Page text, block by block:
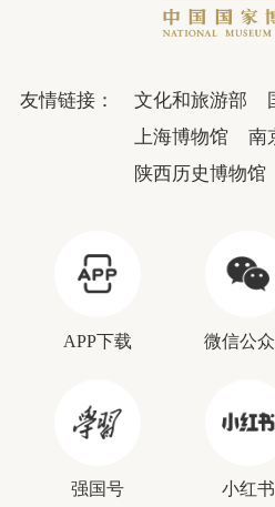
友情链接： 文化和旅游部
上海博物馆
南
陕西历史博物馆
APP下载 微信公
强国号 小红书